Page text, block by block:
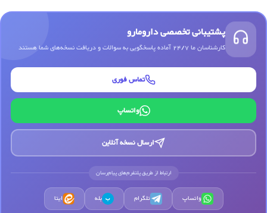
پشتیبانی تخصصی دارومارو
کارشناسان ما 24/7 آماده پاسخگویی به سوالات و دریافت نسخه‌های شما هستند
تماس فوری
واتساپ
ارسال نسخه آنلاین
ارتباط از طریق پلتفرم‌های پیام‌رسان
واتساپ تلگرام ب بله ایتا